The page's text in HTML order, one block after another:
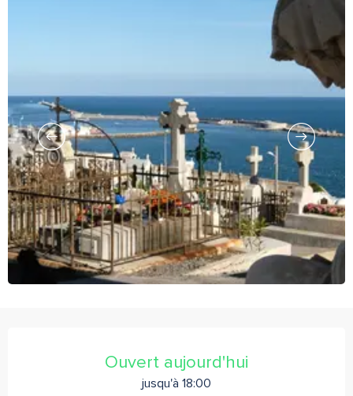
Ouverture et coordonnées
Ouvert aujourd'hui
jusqu'à 18:00